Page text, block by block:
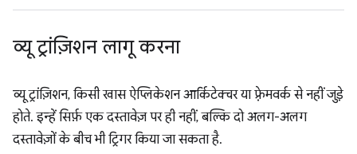
व्यू ट्रांज़िशन लागू करना
व्यू ट्रांज़िशन, किसी खास ऐप्लिकेशन आर्किटेक्चर या फ़्रेमवर्क से नहीं जुड़े
होते. इन्हें सिर्फ़ एक दस्तावेज़ पर ही नहीं, बल्कि दो अलग-अलग
दस्तावेज़ों के बीच भी ट्रिगर किया जा सकता है.